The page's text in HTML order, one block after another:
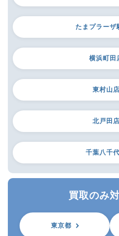
たまプラーザ
横浜町田
東村山店
北戸田店
千葉八千
買取のみ
東京都